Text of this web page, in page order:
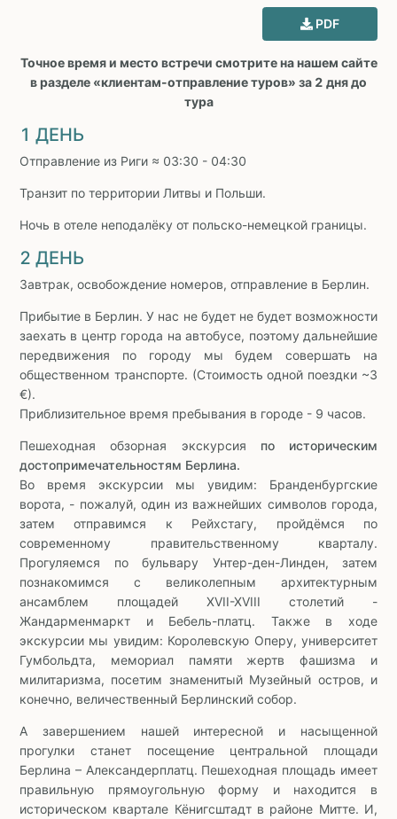
PDF
Точное время и место встречи смотрите на нашем сайте
в разделе «клиентам-отправление туров» за 2 дня до
тура
1 ДЕНЬ
Отправление из Риги ≈ 03:30 - 04:30
Транзит по территории Литвы и Польши.
Ночь в отеле неподалёку от польско-немецкой границы.
2 ДЕНЬ
Завтрак, освобождение номеров, отправление в Берлин.
Прибытие в Берлин. У нас не будет не будет возможности
заехать в центр города на автобусе, поэтому дальнейшие
передвижения по городу мы будем совершать на
общественном транспорте. (Стоимость одной поездки ~3
€).
Приблизительное время пребывания в городе - 9 часов.
Пешеходная обзорная экскурсия по историческим
достопримечательностям Берлина.
Во время экскурсии мы увидим: Бранденбургские
ворота, - пожалуй, один из важнейших символов города,
затем отправимся к Рейхстагу, пройдёмся по
современному правительственному кварталу.
Прогуляемся по бульвару Унтер-ден-Линден, затем
познакомимся с великолепным архитектурным
ансамблем площадей XVII-XVIII столетий -
Жандарменмаркт и Бебель-платц. Также в ходе
экскурсии мы увидим: Королевскую Оперу, университет
Гумбольдта, мемориал памяти жертв фашизма и
милитаризма, посетим знаменитый Музейный остров, и
конечно, величественный Берлинский собор.
А завершением нашей интересной и насыщенной
прогулки станет посещение центральной площади
Берлина – Александерплатц. Пешеходная площадь имеет
правильную прямоугольную форму и находится в
историческом квартале Кёнигсштадт в районе Митте. И,